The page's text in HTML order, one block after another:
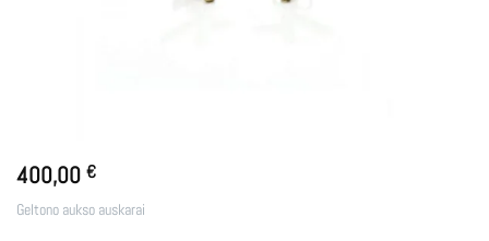
400,00 €
Geltono aukso auskarai